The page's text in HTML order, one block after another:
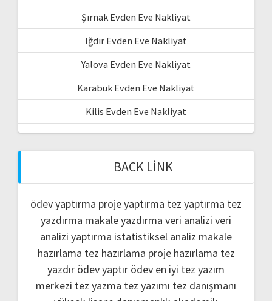
Şırnak Evden Eve Nakliyat
Iğdır Evden Eve Nakliyat
Yalova Evden Eve Nakliyat
Karabük Evden Eve Nakliyat
Kilis Evden Eve Nakliyat
BACK LINK
ödev yaptırma proje yaptırma tez yaptırma tez
yazdırma makale yazdırma veri analizi veri
analizi yaptırma istatistiksel analiz makale
hazırlama tez hazırlama proje hazırlama tez
yazdır ödev yaptır ödev en iyi tez yazım
merkezi tez yazma tez yazımı tez danışmanı